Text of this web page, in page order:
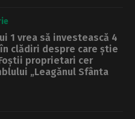
1 vrea să investească 4
clădiri despre care știe
proprietari cer
„Leagănul Sfânta